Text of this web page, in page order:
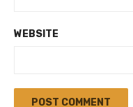
WEBSITE